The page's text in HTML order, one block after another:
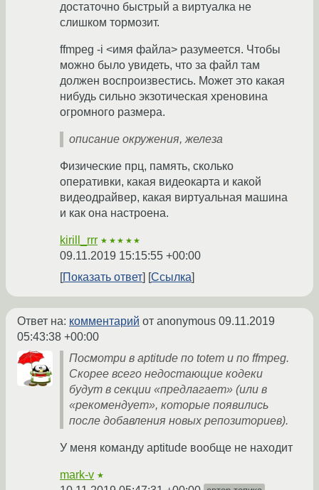
достаточно быстрый а виртуалка не
слишком тормозит.
ffmpeg -i <имя файла> разумеется. Чтобы
можно было увидеть, что за файл там
должен воспроизвестись. Может это какая
нибудь сильно экзотическая хреновина
огромного размера.
описание окружения, железа
Физические прц, память, сколько
оперативки, какая видеокарта и какой
видеодрайвер, какая виртуальная машина
и как она настроена.
kirill_rrr ★★★★★
09.11.2019 15:15:55 +00:00
Показать ответ
Ссылка
Ответ на: комментарий от anonymous 09.11.2019
05:43:38 +00:00
Посмотри в aptitude по totem и по ffmpeg.
Скорее всего недостающие кодеки
будут в секции «предлагает» (или в
«рекомендует», которые появились
после добавления новых репозиториев).
У меня команду aptitude вообще не находит
mark-v ★